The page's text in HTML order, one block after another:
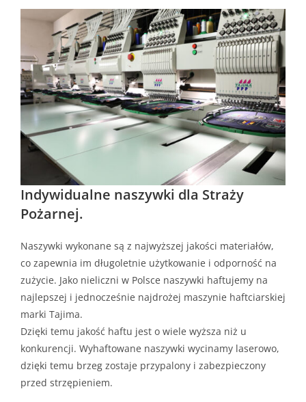
Indywidualne naszywki dla Straży
Pożarnej.
Naszywki wykonane są z najwyższej jakości materiałów,
co zapewnia im długoletnie użytkowanie i odporność na
zużycie. Jako nieliczni w Polsce naszywki haftujemy na
najlepszej i jednocześnie najdrożej maszynie haftciarskiej
marki Tajima.
Dzięki temu jakość haftu jest o wiele wyższa niż u
konkurencji. Wyhaftowane naszywki wycinamy laserowo,
dzięki temu brzeg zostaje przypalony i zabezpieczony
przed strzępieniem.